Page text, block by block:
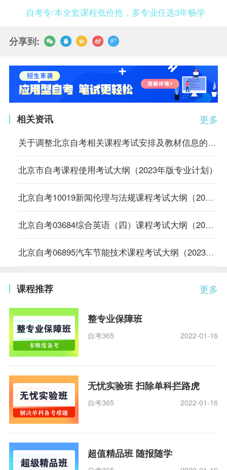
自考专/本全套课程低价抢，多专业任选3年畅学
分享到:
更多
相关资讯
关于调整北京自考相关课程考试安排及教材信息的通知
北京市自考课程使用考试大纲（2023年版专业计划）
北京自考10019新闻伦理与法规课程考试大纲（2023年版专业计划）
北京自考03684综合英语（四）课程考试大纲（2023年版专业计划）
北京自考06895汽车节能技术课程考试大纲（2023年版专业计划）
更多
课程推荐
整专业保障班
自考365 2022-01-16
无忧实验班 扫除单科拦路虎
自考365 2022-01-16
超值精品班 随报随学